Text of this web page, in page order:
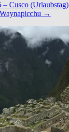
– Cusco (Urlaubstag)
→